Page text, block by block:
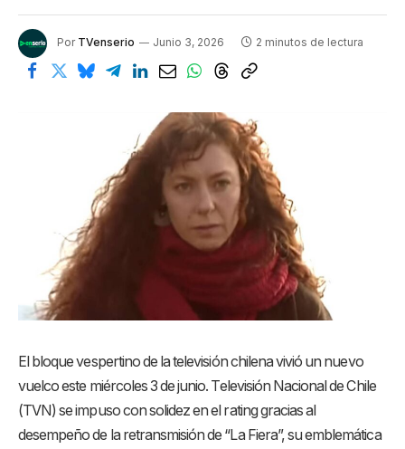
Por TVenserio Junio 3, 2026 2 minutos de lectura
El bloque vespertino de la televisión chilena vivió un nuevo
vuelco este miércoles 3 de junio. Televisión Nacional de Chile
(TVN) se impuso con solidez en el rating gracias al
desempeño de la retransmisión de “La Fiera”, su emblemática